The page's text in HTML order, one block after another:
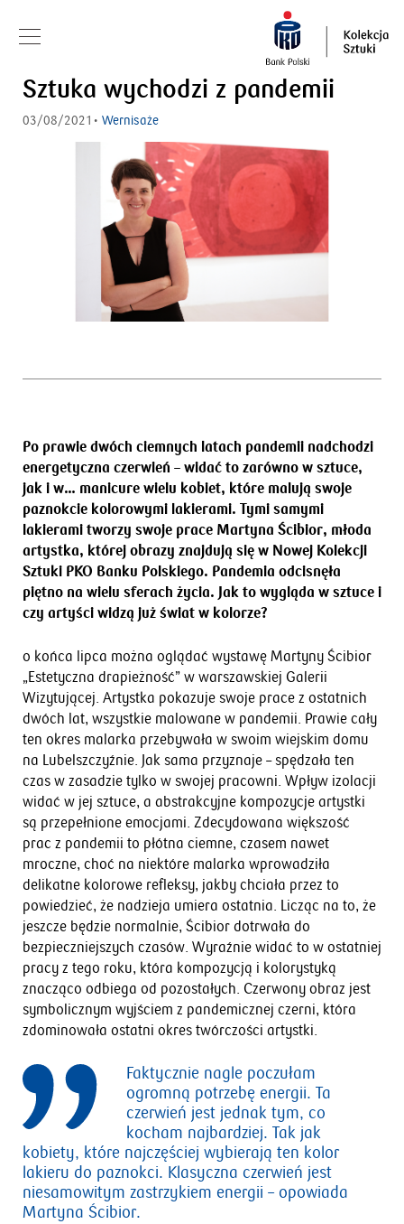
Sztuka wychodzi z pandemii
03/08/2021• Wernisaże
Po prawie dwóch ciemnych latach pandemii nadchodzi
energetyczna czerwień – widać to zarówno w sztuce,
jak i w… manicure wielu kobiet, które malują swoje
paznokcie kolorowymi lakierami. Tymi samymi
lakierami tworzy swoje prace Martyna Ścibior, młoda
artystka, której obrazy znajdują się w Nowej Kolekcji
Sztuki PKO Banku Polskiego. Pandemia odcisnęła
piętno na wielu sferach życia. Jak to wygląda w sztuce i
czy artyści widzą już świat w kolorze?
o końca lipca można oglądać wystawę Martyny Ścibior
„Estetyczna drapieżność” w warszawskiej Galerii
Wizytującej. Artystka pokazuje swoje prace z ostatnich
dwóch lat, wszystkie malowane w pandemii. Prawie cały
ten okres malarka przebywała w swoim wiejskim domu
na Lubelszczyźnie. Jak sama przyznaje – spędzała ten
czas w zasadzie tylko w swojej pracowni. Wpływ izolacji
widać w jej sztuce, a abstrakcyjne kompozycje artystki
są przepełnione emocjami. Zdecydowana większość
prac z pandemii to płótna ciemne, czasem nawet
mroczne, choć na niektóre malarka wprowadziła
delikatne kolorowe refleksy, jakby chciała przez to
powiedzieć, że nadzieja umiera ostatnia. Licząc na to, że
jeszcze będzie normalnie, Ścibior dotrwała do
bezpieczniejszych czasów. Wyraźnie widać to w ostatniej
pracy z tego roku, która kompozycją i kolorystyką
znacząco odbiega od pozostałych. Czerwony obraz jest
symbolicznym wyjściem z pandemicznej czerni, która
zdominowała ostatni okres twórczości artystki.
Faktycznie nagle poczułam
ogromną potrzebę energii. Ta
czerwień jest jednak tym, co
kocham najbardziej. Tak jak
kobiety, które najczęściej wybierają ten kolor
lakieru do paznokci. Klasyczna czerwień jest
niesamowitym zastrzykiem energii – opowiada
Martyna Ścibior.